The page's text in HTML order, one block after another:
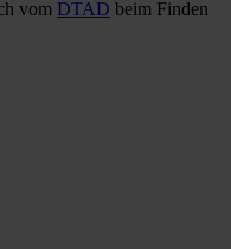
vom DTAD beim Finden